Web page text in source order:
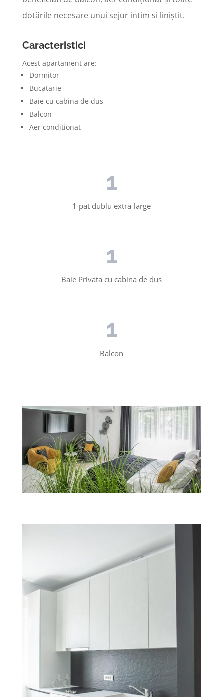
dotările necesare unui sejur intim si liniștit.
Caracteristici
Acest apartament are:
Dormitor
Bucatarie
Baie cu cabina de dus
Balcon
Aer conditionat
1
1 pat dublu extra-large
1
Baie Privata cu cabina de dus
1
Balcon